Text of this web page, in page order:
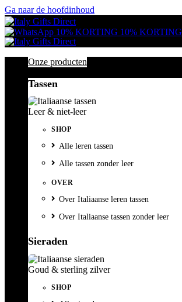
Ga naar de hoofdinhoud
10% KORTING 10% KORTING
Onze producten
Tassen
Leer & niet-leer
SHOP
Alle leren tassen
Alle tassen zonder leer
OVER
Over Italiaanse leren tassen
Over Italiaanse tassen zonder leer
Sieraden
Goud & sterling zilver
SHOP